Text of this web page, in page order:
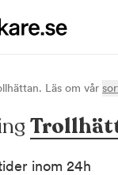
. Läs om vår
inom 24h